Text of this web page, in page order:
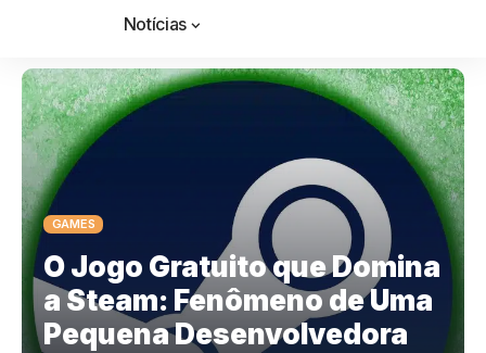
Notícias
GAMES
O Jogo Gratuito que Domina
a Steam: Fenômeno de Uma
Pequena Desenvolvedora